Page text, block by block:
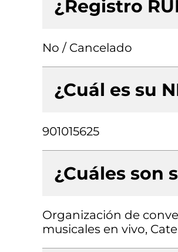
¿Registro
No / Cancelado
¿Cuál es su
901015625
¿Cuáles son
Organización de
musicales en vivo,